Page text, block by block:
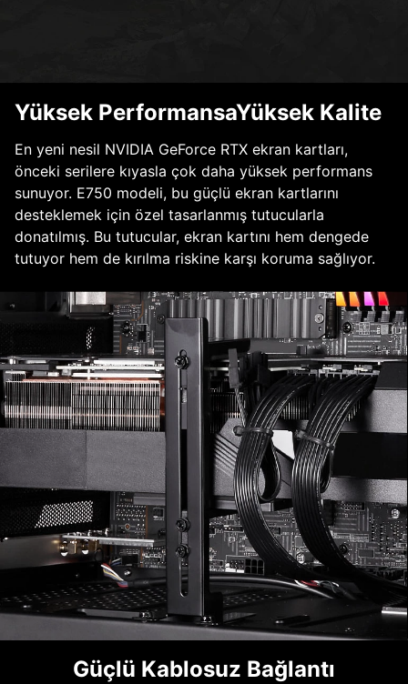
Yüksek PerformansaYüksek Kalite
En yeni nesil NVIDIA GeForce RTX ekran kartları,
önceki serilere kıyasla çok daha yüksek performans
sunuyor. E750 modeli, bu güçlü ekran kartlarını
desteklemek için özel tasarlanmış tutucularla
donatılmış. Bu tutucular, ekran kartını hem dengede
tutuyor hem de kırılma riskine karşı koruma sağlıyor.
Güçlü Kablosuz Bağlantı